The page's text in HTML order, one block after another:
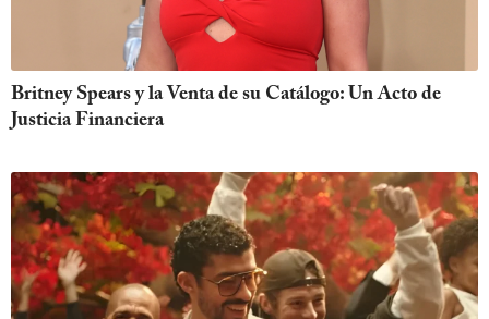
Britney Spears y la Venta de su Catálogo: Un Acto de
Justicia Financiera